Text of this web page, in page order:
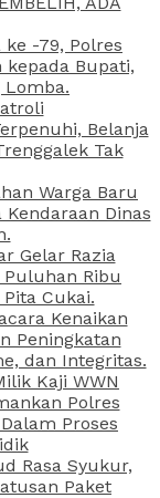
ke -79, Polres
kepada Bupati,
Lomba.
Belanja
Tak
Warga Baru
Kendaraan Dinas
Gelar Razia
Ribu
Cukai.
Kenaikan
Peningkatan
dan Integritas.
Kaji WWN
Polres
Proses
Rasa Syukur,
Paket